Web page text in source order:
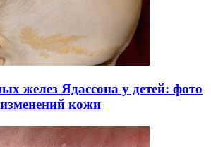
желез Ядассона у детей: фото
кожи